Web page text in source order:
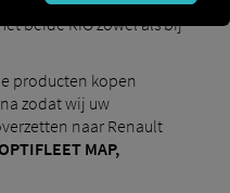
beide RIO zowel als bij
producten kopen
zodat wij uw
naar Renault
MAP,